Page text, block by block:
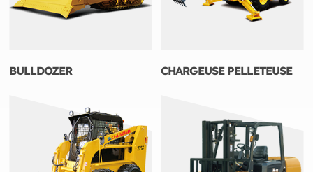
BULLDOZER CHARGEUSE PELLETEUSE